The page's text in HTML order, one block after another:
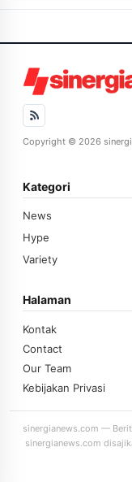
Copyright © 2026
Kategori
News
Hype
Variety
Halaman
Kontak
Contact
Our Team
Kebijakan Privasi
sinergianews.com —
sinergianews.com